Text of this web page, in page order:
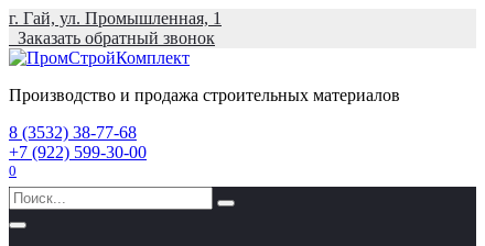
Перейти
содержанию
г. Гай, ул. Промышленная, 1
Заказать обратный звонок
Производство и продажа строительных материалов
8 (3532) 38-77-68
+7 (922) 599-30-00
0
Search
for: